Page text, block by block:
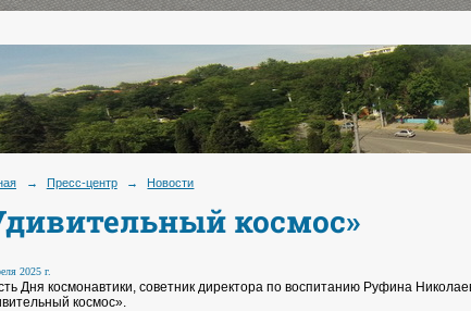
→ Пресс-центр → Новости
космос»
2025 г.
Дня космонавтики, советник директора по воспитанию Руфина
космос».